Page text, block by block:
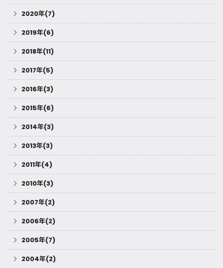
2020年(7)
2019年(6)
2018年(11)
2017年(5)
2016年(3)
2015年(6)
2014年(3)
2013年(3)
2011年(4)
2010年(3)
2007年(2)
2006年(2)
2005年(7)
2004年(2)